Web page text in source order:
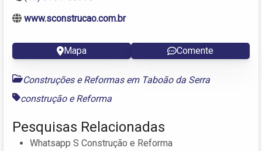
www.sconstrucao.com.br
Mapa Comente
Construções e Reformas em Taboão da Serra
construçãoeReforma
Pesquisas Relacionadas
Whatsapp S Construção e Reforma